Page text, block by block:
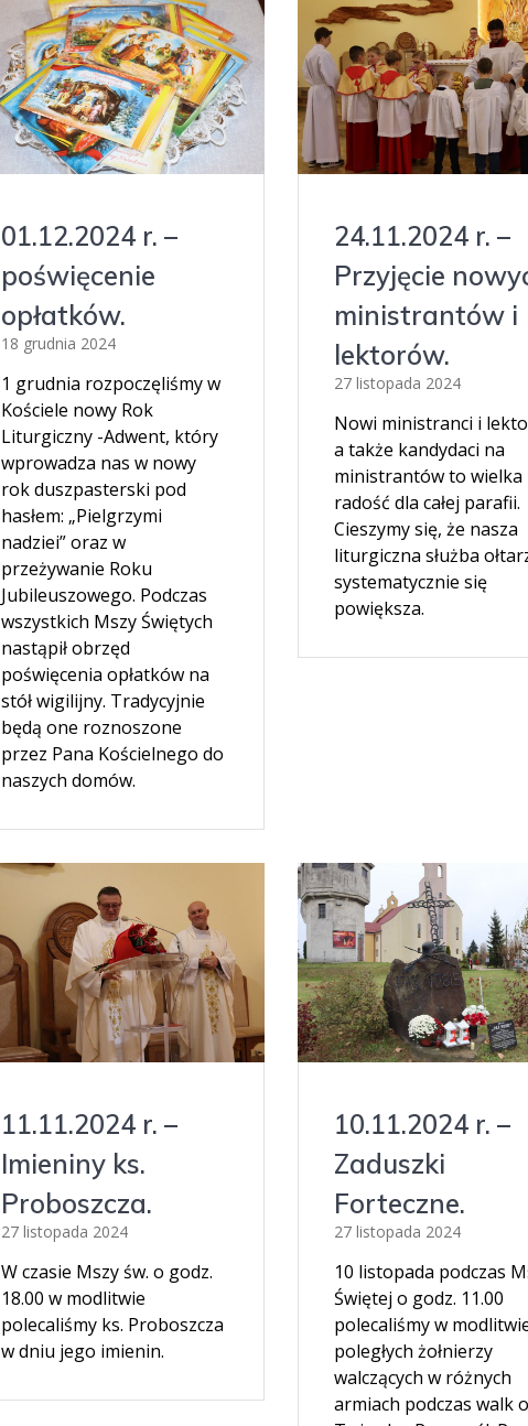
01.12.2024 r. –
poświęcenie
opłatków.
18 grudnia 2024
1 grudnia rozpoczęliśmy w
Kościele nowy Rok
Liturgiczny -Adwent, który
wprowadza nas w nowy
rok duszpasterski pod
hasłem: „Pielgrzymi
nadziei” oraz w
przeżywanie Roku
Jubileuszowego. Podczas
wszystkich Mszy Świętych
nastąpił obrzęd
poświęcenia opłatków na
stół wigilijny. Tradycyjnie
będą one roznoszone
przez Pana Kościelnego do
naszych domów.
24.11.2024 r. –
Przyjęcie
ministrantów i
lektorów.
27 listopada 2024
Nowi ministranci i
a także kandydaci na
ministrantów to wielka
radość dla całej parafii.
Cieszymy się, że nasza
liturgiczna służba
systematycznie się
powiększa.
11.11.2024 r. –
Imieniny ks.
Proboszcza.
27 listopada 2024
W czasie Mszy św. o godz.
18.00 w modlitwie
polecaliśmy ks. Proboszcza
w dniu jego imienin.
10.11.2024 r. –
Zaduszki
Forteczne.
27 listopada 2024
10 listopada podczas
Świętej o godz. 11.00
polecaliśmy w
poległych żołnierzy
walczących w różnych
armiach podczas walk o